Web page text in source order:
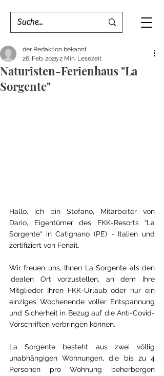
Naturisten-Ferienhaus "La
Sorgente"
der Redaktion bekannt
26. Feb. 2025 2 Min. Lesezeit
Hallo, ich bin Stefano, Mitarbeiter von
Dario, Eigentümer des FKK-Resorts “La
Sorgente“ in Catignano (PE) - Italien und
zertifiziert von Fenait.
Wir freuen uns, Ihnen La Sorgente als den
idealen Ort vorzustellen, an dem Ihre
Mitglieder Ihren FKK-Urlaub oder nur ein
einziges Wochenende voller Entspannung
und Sicherheit in Bezug auf die Anti-Covid-
Vorschriften verbringen können.
La Sorgente besteht aus zwei völlig
unabhängigen Wohnungen, die bis zu 4
Personen pro Wohnung beherbergen